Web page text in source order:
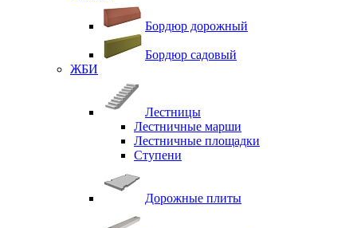
Бордюр дорожный
Бордюр садовый
ЖБИ
Лестницы
Лестничные марши
Лестничные площадки
Ступени
Дорожные плиты